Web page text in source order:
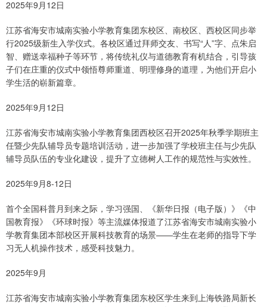
2025年9月12日
江苏省海安市城南实验小学教育集团东校区、南校区、西校区同步举
行2025级新生入学仪式。各校区通过拜师交友、书写“人”字、点朱启
智、赠送幸福种子等环节，将传统礼仪与道德教育有机结合，引导孩
子们在庄重的仪式中领悟尊师重道、明理修身的道理，为他们开启小
学生活的崭新篇章。
2025年9月12日
江苏省海安市城南实验小学教育集团西校区召开2025年秋季学期班主
任暨少先队辅导员专题培训活动，进一步加强了学校班主任与少先队
辅导员队伍的专业化建设，提升了立德树人工作的规范性与实效性。
2025年9月8-12日
首个全国科普月到来之际，学习强国、《新华日报（电子版）》《中
国教育报》《环球时报》等主流媒体报道了江苏省海安市城南实验小
学教育集团本部校区开展科技教育的场景——学生在老师的指导下学
习无人机操作技术，感受科技魅力。
2025年9月
江苏省海安市城南实验小学教育集团东校区学生来到上海铁路局新长